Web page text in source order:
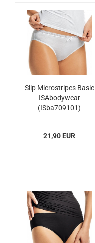
Slip Microstripes Basic
ISAbodywear
(ISba709101)
21,90 EUR